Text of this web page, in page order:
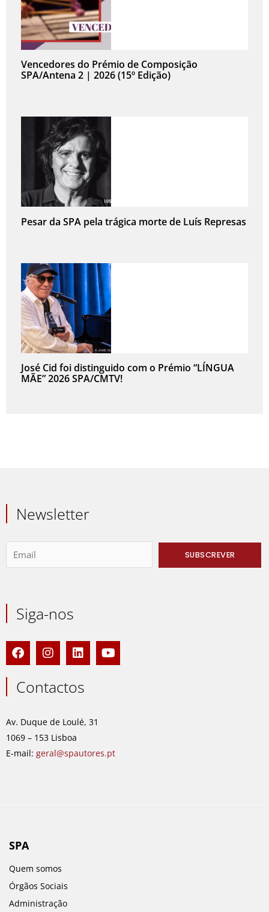
Vencedores do Prémio de Composição
SPA/Antena 2 | 2026 (15º Edição)
Pesar da SPA pela trágica morte de Luís Represas
José Cid foi distinguido com o Prémio “LÍNGUA
MÃE” 2026 SPA/CMTV!
Newsletter
Siga-nos
F
a
c
e
b
o
k
I
n
s
t
a
r
a
m
L
i
n
k
e
i
n
Y
o
u
Contactos
Av. Duque de Loulé, 31
1069 – 153 Lisboa
E-mail: geral@spautores.pt
SPA
Quem somos
Órgãos Sociais
Administração